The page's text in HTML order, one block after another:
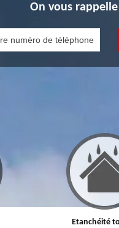
On vous
Etanchéité